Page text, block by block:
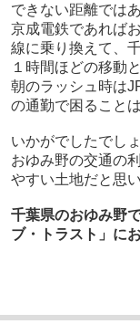
できない距離では
京成電鉄であれば
線に乗り換えて、
１時間ほどの移動
朝のラッシュ時は
の通勤で困ること
いかがでしたでしょ
おゆみ野の交通の
やすい土地だと思い
千葉県のおゆみ野
ブ・トラスト」に